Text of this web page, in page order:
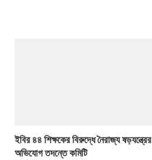
ইবির ৪৪ শিক্ষকের বিরুদ্ধে নৈরাজ্য ষড়যন্ত্রের
অভিযোগ তদন্তে কমিটি